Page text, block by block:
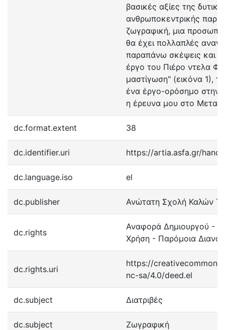
βασικές αξίες της
ανθρωποκεντρικής
ζωγραφική, μια
θα έχει πολλαπλές
παραπάνω σκέψεις και
έργο του Πιέρο ντελα
μαστίγωση" (εικόνα 1),
ένα έργο-ορόσημο στην
η έρευνα μου στο
dc.format.extent 38
dc.identifier.uri https://artia.asfa.gr/
dc.language.iso el
dc.publisher Ανώτατη Σχολή Καλών
dc.rights
Αναφορά Δημιουργού -
Χρήση - Παρόμοια
dc.rights.uri
https://
nc-sa/4.0/deed.el
dc.subject Διατριβές
dc.subject Ζωγραφική